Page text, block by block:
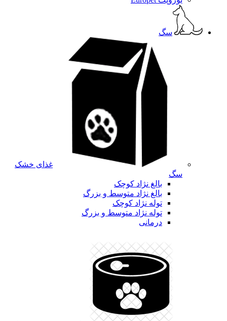
سگ
غذای خشک
سگ
بالغ نژاد کوچک
بالغ نژاد متوسط و بزرگ
توله نژاد کوچک
توله نژاد متوسط و بزرگ
درمانی